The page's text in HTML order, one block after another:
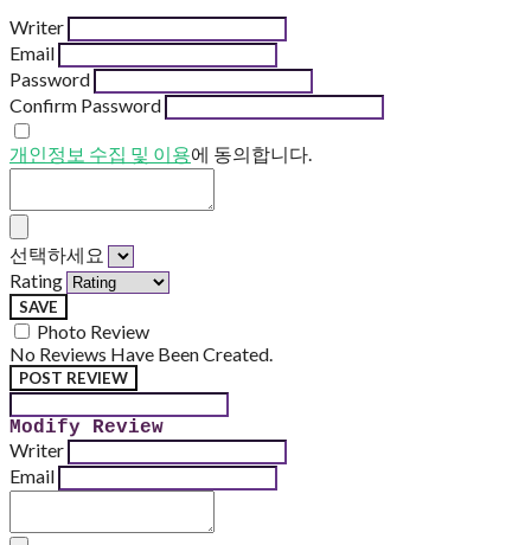
Writer
Email
Password
Confirm Password
개인정보 수집 및 이용에 동의합니다.
선택하세요
Rating
SAVE
Photo Review
No Reviews Have Been Created.
POST REVIEW
Modify Review
Writer
Email